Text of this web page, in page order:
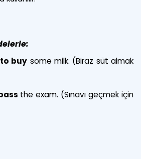
to buy some milk. (Biraz süt almak
the exam. (Sınavı geçmek için